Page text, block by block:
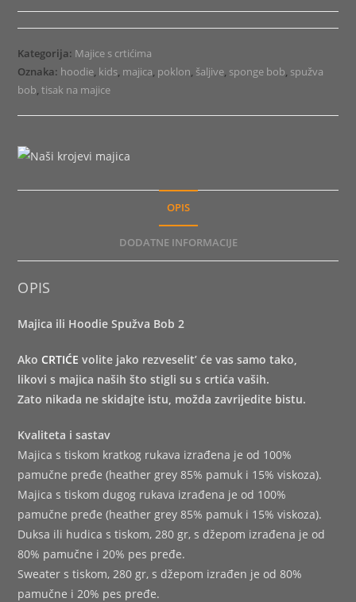
Hoodie
Spužva
Bob
2
količina
Kategorija: Majice s crtićima
Oznaka: hoodie, kids, majica, poklon, šaljive, sponge bob, spužva
bob,tisak na majice
OPIS
DODATNE INFORMACIJE
OPIS
Majica ili Hoodie Spužva Bob 2
Ako CRTIĆE volite jako rezveselit’ će vas samo tako,
likovi s majica naših što stigli su s crtića vaših.
Zato nikada ne skidajte istu, možda zavrijedite bistu.
Kvaliteta i sastav
Majica s tiskom kratkog rukava izrađena je od 100%
pamučne pređe (heather grey 85% pamuk i 15% viskoza).
Majica s tiskom dugog rukava izrađena je od 100%
pamučne pređe (heather grey 85% pamuk i 15% viskoza).
Duksa ili hudica s tiskom, 280 gr, s džepom izrađena je od
80% pamučne i 20% pes pređe.
Sweater s tiskom, 280 gr, s džepom izrađen je od 80%
pamučne i 20% pes pređe.